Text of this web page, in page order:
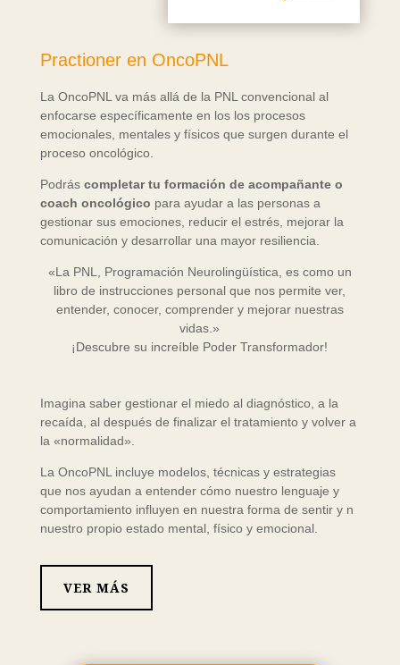
Practioner en OncoPNL
La OncoPNL va más allá de la PNL convencional al
enfocarse específicamente en los los procesos
emocionales, mentales y físicos que surgen durante el
proceso oncológico.
Podráscompletar tu formación de acompañante o
coach oncológico para ayudar a las personas a
gestionar sus emociones, reducir el estrés, mejorar la
comunicación y desarrollar una mayor resiliencia.
«La PNL, Programación Neurolingüística, es como un
libro de instrucciones personal que nos permite ver,
entender, conocer, comprender y mejorar nuestras
vidas.»
¡Descubre su increíble Poder Transformador!
Imagina saber gestionar el miedo al diagnóstico, a la
recaída, al después de finalizar el tratamiento y volver a
la «normalidad».
La OncoPNL incluye modelos, técnicas y estrategias
que nos ayudan a entender cómo nuestro lenguaje y
comportamiento influyen en nuestra forma de sentir y n
nuestro propio estado mental, físico y emocional.
VER MÁS